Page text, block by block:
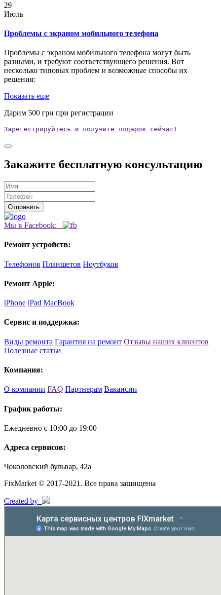
29
Июль
Проблемы с экраном мобильного телефона
Проблемы с экраном мобильного телефона могут быть
разными, и требуют соответствующего решения. Вот
несколько типовых проблем и возможные способы их
решения:
Показать еще
Дарим 500 грн при регистрации
Зарегестрируйтесь и получите подарок сейчас!
Закажите бесплатную консультацию
Мы в Facebook:
Ремонт устройств:
Телефонов Планшетов Ноутбуков
Ремонт Apple:
iPhone iPad MacBook
Сервис и поддержка:
Виды ремонта Гарантия на ремонт Отзывы наших клиентов
Полезные статьи
Компания:
О компании FAQ Партнерам Вакансии
График работы:
Ежедневно с 10:00 до 19:00
Адреса сервисов:
Чоколовский бульвар, 42а
FixMarket © 2017-2021. Все права защищены
Created by